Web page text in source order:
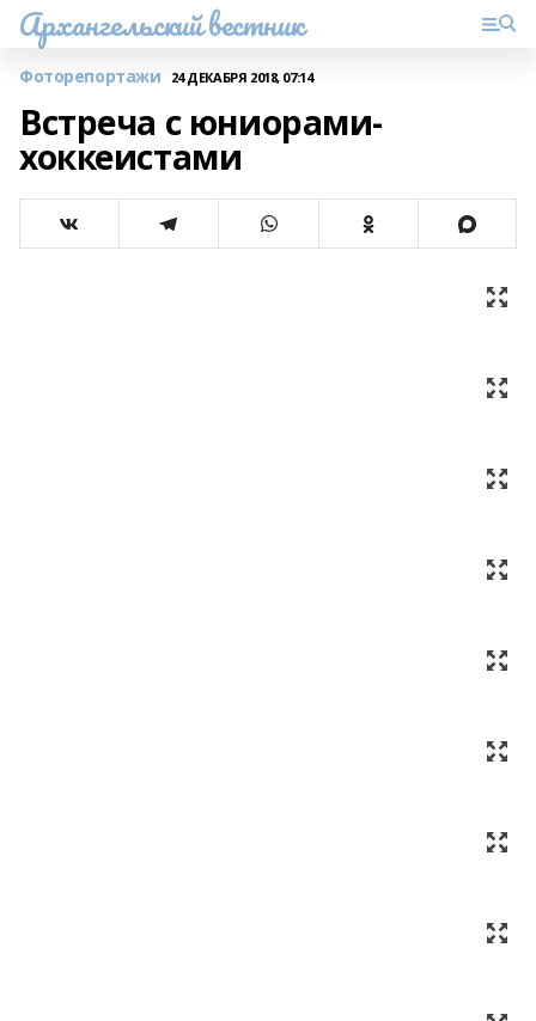
Архангельский вестник
Фоторепортажи 24 ДЕКАБРЯ 2018, 07:14
Встреча с юниорами-
хоккеистами